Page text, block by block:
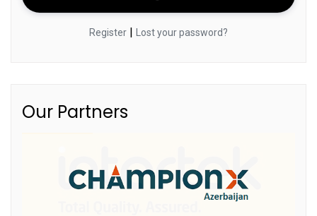
Register Lost your password?
Our Partners